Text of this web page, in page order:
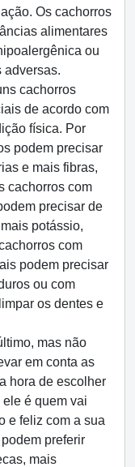
Os cachorros
alimentares
ou
adversas.
cachorros
de acordo com
física. Por
podem precisar
e mais fibras,
cachorros com
precisar de
potássio,
com
podem precisar
ou com
os dentes e
mas não
em conta as
hora de escolher
é quem vai
e feliz com a sua
preferir
mais